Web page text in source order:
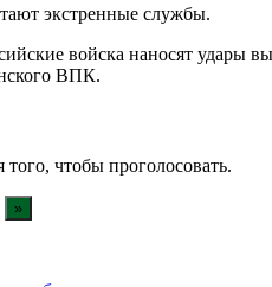
экстренные службы.
войска наносят удары
ВПК.
того, чтобы проголосовать.